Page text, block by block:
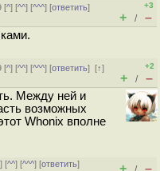
[^] [^^] [^^^] [ответить]
+3
+ / –
[^] [^^] [^^^] [ответить][↑]
+2
+ / –
Между ней и
возможных
Whonix вполне
] [^^] [^^^] [ответить]
+ –